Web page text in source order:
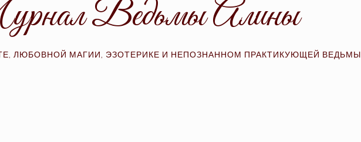
Ведьмы Алины
ЛЮБОВНОЙ МАГИИ, ЭЗОТЕРИКЕ И НЕПОЗНАННОМ ПРАКТИКУЮЩЕЙ ВЕДЬМЫ